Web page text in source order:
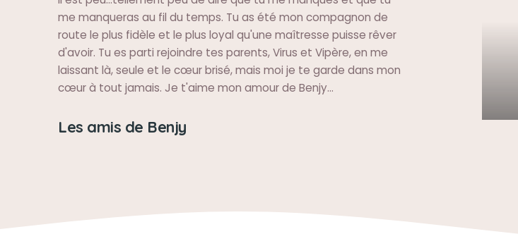
me manqueras au fil du temps. Tu as été mon compagnon de
route le plus fidèle et le plus loyal qu'une maîtresse puisse rêver
d'avoir. Tu es parti rejoindre tes parents, Virus et Vipère, en me
laissant là, seule et le cœur brisé, mais moi je te garde dans mon
cœur à tout jamais. Je t'aime mon amour de Benjy...
Les amis de Benjy